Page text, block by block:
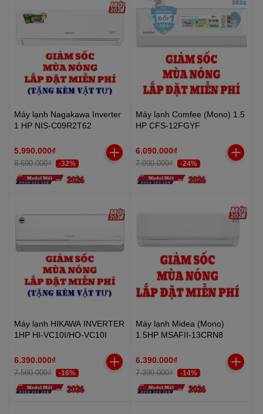
Máy lạnh Nagakawa Inverter
1 HP NIS-C09R2T62
5.990.000₫
8.690.000₫ -32%
Máy lạnh Comfee (Mono) 1.5
HP CFS-12FGYF
6.090.000₫
7.990.000₫ -24%
Máy lạnh HIKAWA INVERTER
1HP HI-VC10I/HO-VC10I
6.390.000₫
7.590.000₫ -16%
Máy lạnh Midea (Mono)
1.5HP MSAFII-13CRN8
6.390.000₫
7.390.000₫ -14%